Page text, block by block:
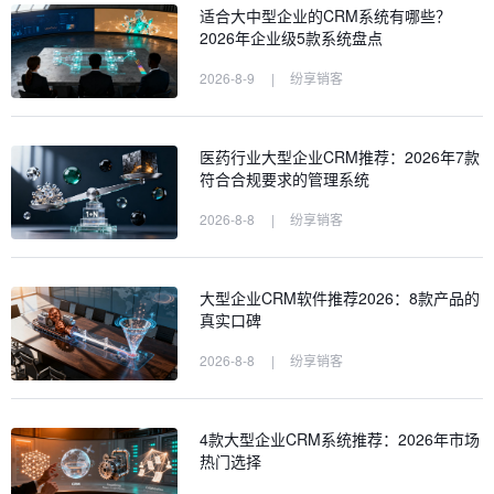
适合大中型企业的CRM系统有哪些？
2026年企业级5款系统盘点
2026-8-9 | 纷享销客
医药行业大型企业CRM推荐：2026年7款
符合合规要求的管理系统
2026-8-8 | 纷享销客
大型企业CRM软件推荐2026：8款产品的
真实口碑
2026-8-8 | 纷享销客
4款大型企业CRM系统推荐：2026年市场
热门选择